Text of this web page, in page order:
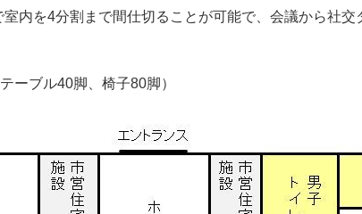
内を4分割まで間仕切ることが可能で、会議から社
ーブル40脚、椅子80脚）